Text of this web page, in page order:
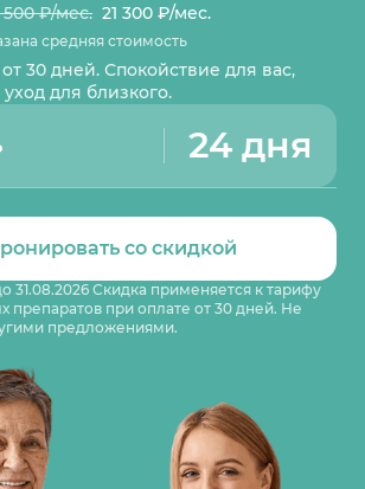
500 ₽/мес. 21 300 ₽/мес.
средняя стоимость
30 дней. Спокойствие для вас,
для близкого.
24 дня
со скидкой
31.08.2026 Скидка применяется к тарифу
препаратов при оплате от 30 дней. Не
предложениями.